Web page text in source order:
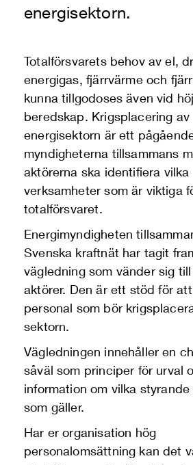
energisektorn.
Totalförsvarets behov av el,
energigas, fjärrvärme och
kunna tillgodoses även vid
beredskap. Krigsplacering av
energisektorn är ett
myndigheterna tillsammans
aktörerna ska identifiera vilka
verksamheter som är viktiga
totalförsvaret.
Energimyndigheten
Svenska kraftnät har tagit
vägledning som vänder sig
aktörer. Den är ett stöd för
personal som bör
sektorn.
Vägledningen innehåller en
såväl som principer för urval
information om vilka
som gäller.
Har er organisation hög
personalomsättning kan det